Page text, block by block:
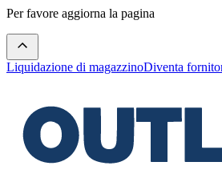
Per favore aggiorna la pagina
Liquidazione di magazzinoDiventa